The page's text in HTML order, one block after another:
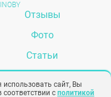
Отзывы
Фото
Статьи
сайт, Вы
соответствии с политикой